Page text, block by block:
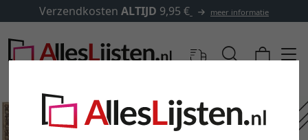
Verzendkosten ALTIJD 9,95 € meer informatie